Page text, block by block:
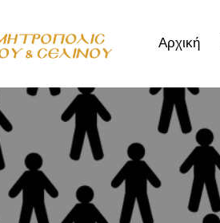
Αρχική
Αρχική Μητρόπολις